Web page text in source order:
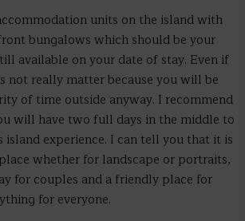
units on the island with
bungalows which should be your
available on your date of stay. Even if
not really matter because you will be
of time outside anyway. I recommend
will have two full days in the middle to
experience. I can tell you that it is
whether for landscape or portraits,
for couples and a friendly place for
for everyone.